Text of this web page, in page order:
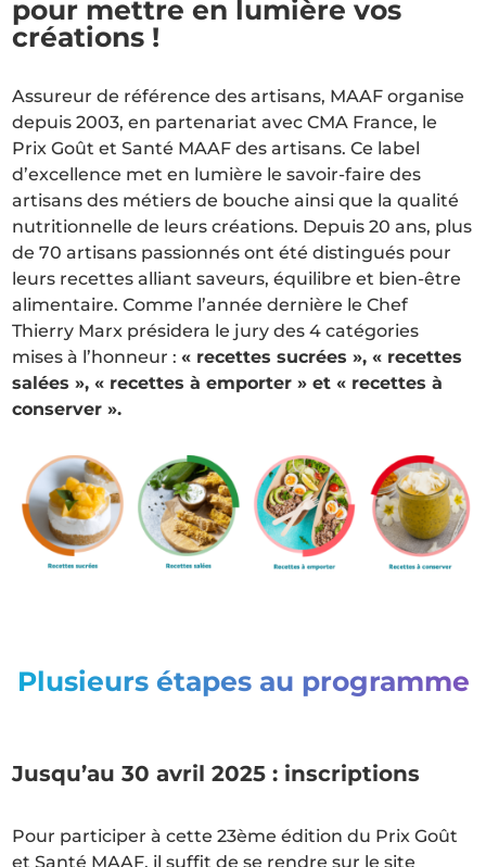
pour mettre en lumière vos
créations !
Assureur de référence des artisans, MAAF organise
depuis 2003, en partenariat avec CMA France, le
Prix Goût et Santé MAAF des artisans. Ce label
d’excellence met en lumière le savoir-faire des
artisans des métiers de bouche ainsi que la qualité
nutritionnelle de leurs créations. Depuis 20 ans, plus
de 70 artisans passionnés ont été distingués pour
leurs recettes alliant saveurs, équilibre et bien-être
alimentaire. Comme l’année dernière le Chef
Thierry Marx présidera le jury des 4 catégories
mises à l’honneur :« recettes sucrées », « recettes
salées », « recettes à emporter » et « recettes à
conserver ».
Plusieurs étapes au programme
Jusqu’au 30 avril 2025 : inscriptions
Pour participer à cette 23ème édition du Prix Goût
et Santé MAAF, il suffit de se rendre sur le site